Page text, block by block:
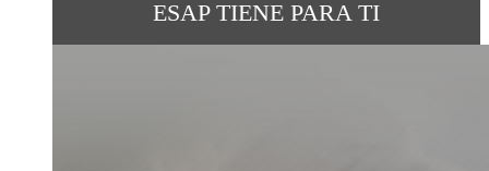
ESAP TIENE PARA TI